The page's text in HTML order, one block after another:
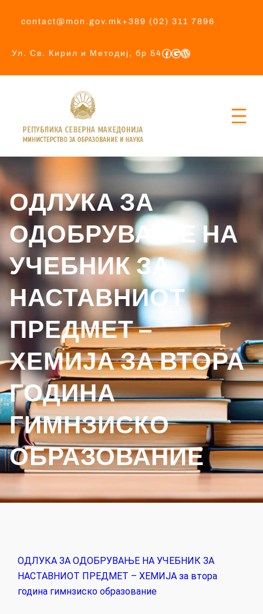
contact@mon.gov.mk +389 (02) 311 7896
Ул. Св. Кирил и Методиј, бр 54
ОДЛУКА ЗА
ОДОБРУВАЊЕ НА
УЧЕБНИК ЗА
НАСТАВНИОТ
ПРЕДМЕТ –
ХЕМИЈА ЗА ВТОРА
ГОДИНА
ГИМНЗИСКО
ОБРАЗОВАНИЕ
ОДЛУКА ЗА ОДОБРУВАЊЕ НА УЧЕБНИК ЗА
НАСТАВНИОТ ПРЕДМЕТ – ХЕМИЈА за втора
година гимнзиско образование